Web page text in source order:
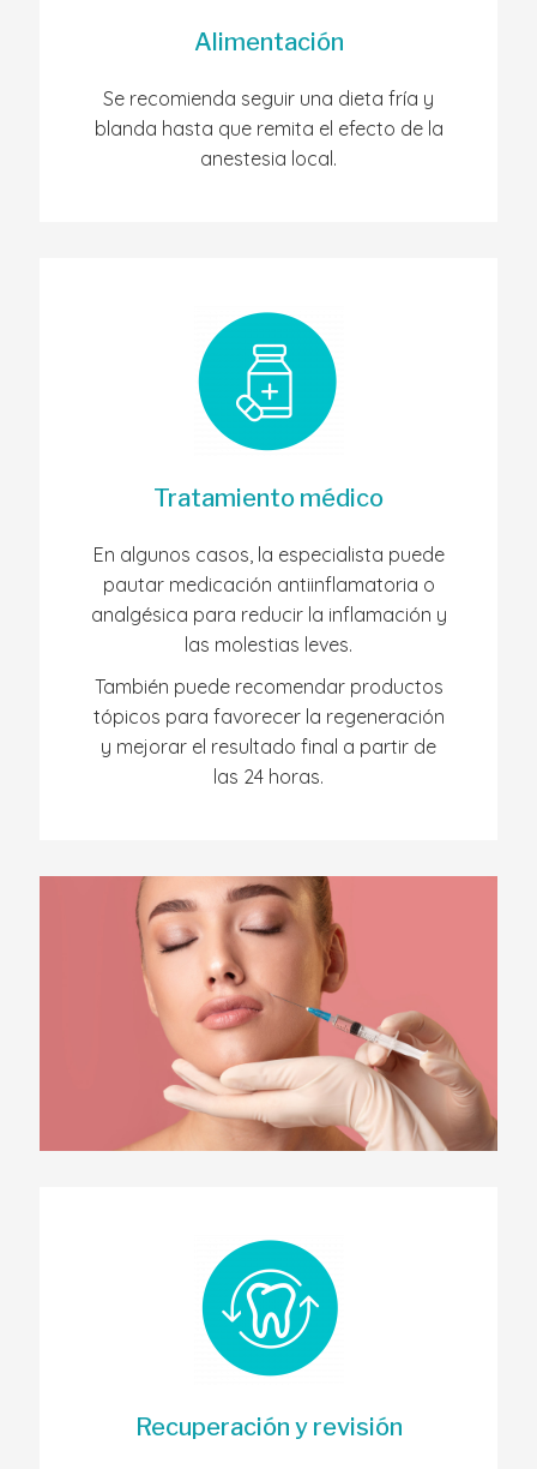
Alimentación
Se recomienda seguir una dieta fría y
blanda hasta que remita el efecto de la
anestesia local.
Tratamiento médico
En algunos casos, la especialista puede
pautar medicación antiinflamatoria o
analgésica para reducir la inflamación y
las molestias leves.
También puede recomendar productos
tópicos para favorecer la regeneración
y mejorar el resultado final a partir de
las 24 horas.
Recuperación y revisión